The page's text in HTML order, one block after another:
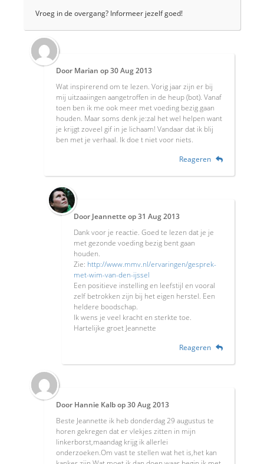
Vroeg in de overgang? Informeer jezelf goed!
Door Marian op30 Aug 2013
Wat inspirerend om te lezen. Vorig jaar zijn er bij
mij uitzaaiingen aangetroffen in de heup (bot). Vanaf
toen ben ik me ook meer met voeding bezig gaan
houden. Maar soms denk je:zal het wel helpen want
je krijgt zoveel gif in je lichaam! Vandaar dat ik blij
ben met je verhaal. Ik doe t niet voor niets.
Reageren
Door Jeannetteop31 Aug 2013
Dank voor je reactie. Goed te lezen dat je je
met gezonde voeding bezig bent gaan
houden.
Zie: http://www.mmv.nl/ervaringen/gesprek-
met-wim-van-den-ijssel
Een positieve instelling en leefstijl en vooral
zelf betrokken zijn bij het eigen herstel. Een
heldere boodschap.
Ik wens je veel kracht en sterkte toe.
Hartelijke groet Jeannette
Reageren
Door Hannie Kalbop30 Aug 2013
Beste Jeannette ik heb donderdag 29 augustus te
horen gekregen dat er vlekjes zitten in mijn
linkerborst,maandag krijg ik allerlei
onderzoeken.Om vast te stellen wat het is,het kan